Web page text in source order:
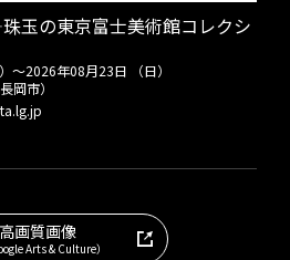
玉の東京富士美術館コレクシ
～2026年08月23日 （日）
岡市）
画質画像
Arts & Culture）